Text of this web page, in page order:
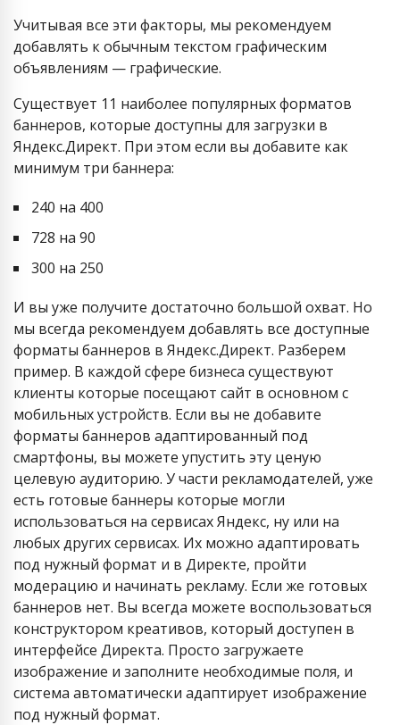
Учитывая все эти факторы, мы рекомендуем
добавлять к обычным текстом графическим
объявлениям — графические.
Существует 11 наиболее популярных форматов
баннеров, которые доступны для загрузки в
Яндекс.Директ. При этом если вы добавите как
минимум три баннера:
240 на 400
728 на 90
300 на 250
И вы уже получите достаточно большой охват. Но
мы всегда рекомендуем добавлять все доступные
форматы баннеров в Яндекс.Директ. Разберем
пример. В каждой сфере бизнеса существуют
клиенты которые посещают сайт в основном с
мобильных устройств. Если вы не добавите
форматы баннеров адаптированный под
смартфоны, вы можете упустить эту ценую
целевую аудиторию. У части рекламодателей, уже
есть готовые баннеры которые могли
использоваться на сервисах Яндекс, ну или на
любых других сервисах. Их можно адаптировать
под нужный формат и в Директе, пройти
модерацию и начинать рекламу. Если же готовых
баннеров нет. Вы всегда можете воспользоваться
конструктором креативов, который доступен в
интерфейсе Директа. Просто загружаете
изображение и заполните необходимые поля, и
система автоматически адаптирует изображение
под нужный формат.